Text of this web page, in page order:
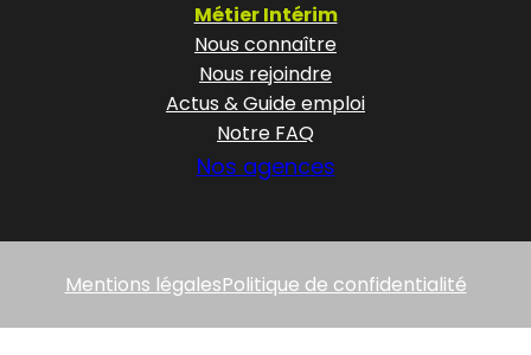
Métier Intérim
Nous connaître
Nous rejoindre
Actus & Guide emploi
Notre FAQ
Nos agences
Mentions légalesPolitique de confidentialité